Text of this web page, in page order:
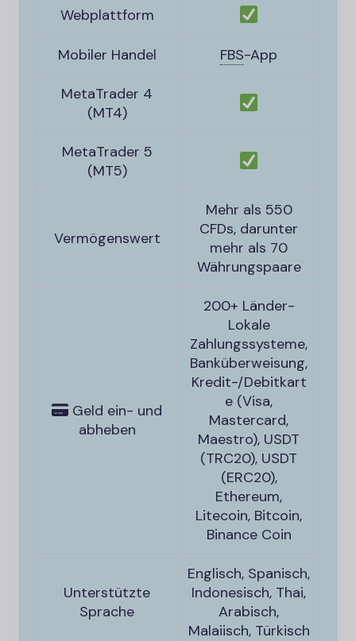
Webplattform
Mobiler Handel FBS-App
MetaTrader 4
(MT4)
MetaTrader 5
(MT5)
Vermögenswert
Mehr als 550
CFDs, darunter
mehr als 70
Währungspaare
Geld ein- und
abheben
200+ Länder-
Lokale
Zahlungssysteme,
Banküberweisung,
Kredit-/Debitkart
e (Visa,
Mastercard,
Maestro), USDT
(TRC20), USDT
(ERC20),
Ethereum,
Litecoin, Bitcoin,
Binance Coin
Unterstützte
Sprache
Englisch, Spanisch,
Indonesisch, Thai,
Arabisch,
Malaiisch, Türkisch